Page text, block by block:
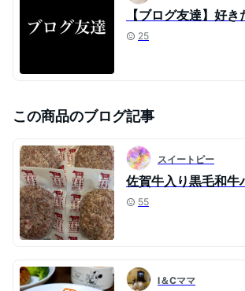
【ブログ友達】好き
25
この商品のブログ記事
スイートピー
佐賀牛入り黒毛和牛
55
l＆Cママ